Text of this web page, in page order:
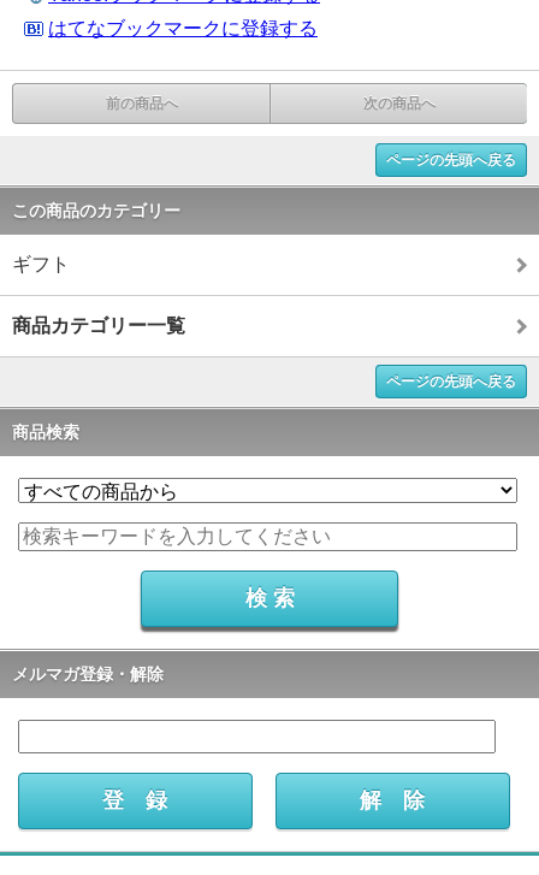
はてなブックマークに登録する
前の商品へ 次の商品へ
ページの先頭へ戻る
この商品のカテゴリー
ギフト
商品カテゴリー一覧
ページの先頭へ戻る
商品検索
メルマガ登録・解除